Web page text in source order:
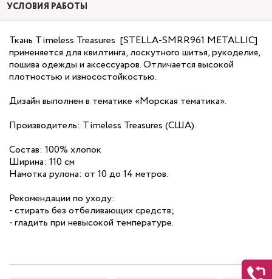
УСЛОВИЯ РАБОТЫ
Ткань Timeless Treasures [STELLA-SMRR961 METALLIC]
применяется для квилтинга, лоскутного шитья, рукоделия,
пошива одежды и аксессуаров. Отличается высокой
плотностью и износостойкостью.
Дизайн выполнен в тематике «Морская тематика».
Производитель: Timeless Treasures (США).
Состав: 100% хлопок
Ширина: 110 см
Намотка рулона: от 10 до 14 метров.
Рекомендации по уходу:
- стирать без отбеливающих средств;
- гладить при невысокой температуре.